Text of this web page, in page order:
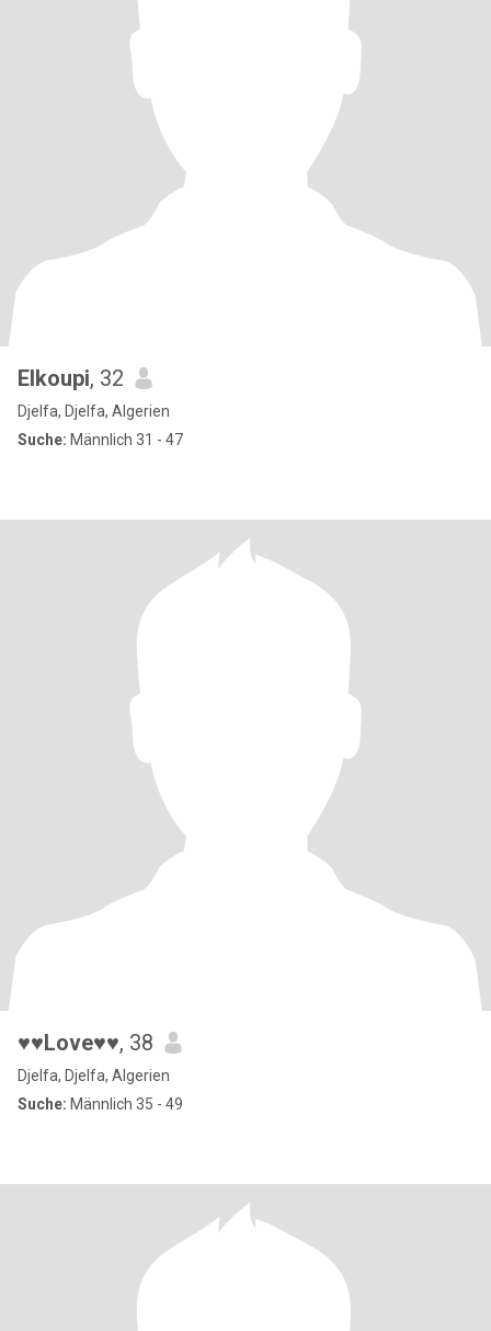
Elkoupi, 32
Djelfa, Djelfa, Algerien
Suche: Männlich 31 - 47
♥♥Love♥♥, 38
Djelfa, Djelfa, Algerien
Suche: Männlich 35 - 49